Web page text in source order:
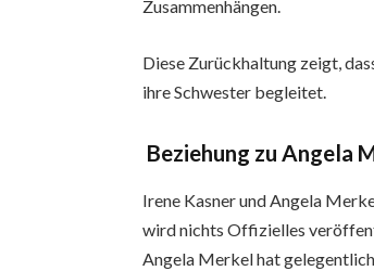
Zusammenhängen.
Diese Zurückhaltung zeigt,
ihre Schwester begleitet.
Beziehung zu Angela
Irene Kasner und Angela
wird nichts Offizielles
Angela Merkel hat